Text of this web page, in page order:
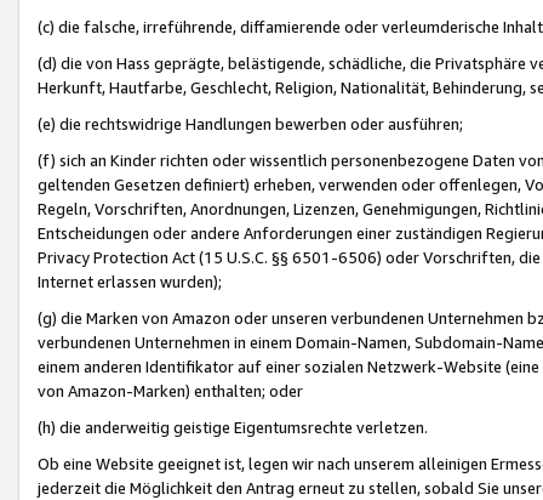
(c) die falsche, irreführende, diffamierende oder verleumderische
(d) die von Hass geprägte, belästigende, schädliche, die Privatsphäre
Herkunft, Hautfarbe, Geschlecht, Religion, Nationalität, Behinderung,
(e) die rechtswidrige Handlungen bewerben oder ausführen;
(f) sich an Kinder richten oder wissentlich personenbezogene Daten
geltenden Gesetzen definiert) erheben, verwenden oder offenlegen,
Regeln, Vorschriften, Anordnungen, Lizenzen, Genehmigungen,
Entscheidungen oder andere Anforderungen einer zuständigen
Privacy Protection Act (15 U.S.C. §§ 6501-6506) oder Vorschriften,
Internet erlassen wurden);
(g) die Marken von Amazon oder unseren verbundenen Unternehmen
verbundenen Unternehmen in einem Domain-Namen, Subdomain-
einem anderen Identifikator auf einer sozialen Netzwerk-Website
von Amazon-Marken) enthalten; oder
(h) die anderweitig geistige Eigentumsrechte verletzen.
Ob eine Website geeignet ist, legen wir nach unserem alleinigen
jederzeit die Möglichkeit den Antrag erneut zu stellen, sobald Sie